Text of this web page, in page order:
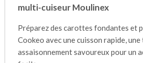
multi-cuiseur Moulinex
Préparez des carottes fondantes et
Cookeo avec une cuisson rapide,
assaisonnement savoureux pour un